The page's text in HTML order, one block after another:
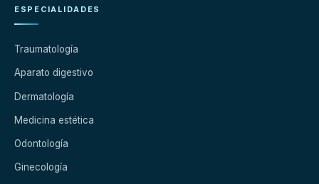
ESPECIALIDADES
Traumatología
Aparato digestivo
Dermatología
Medicina estética
Odontología
Ginecología